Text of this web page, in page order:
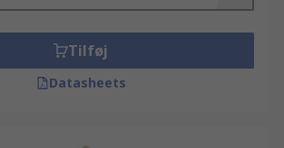
Tilføj
Datasheets